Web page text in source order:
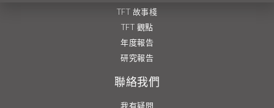
TFT 故事棧
TFT 觀點
年度報告
研究報告
聯絡我們
我有疑問